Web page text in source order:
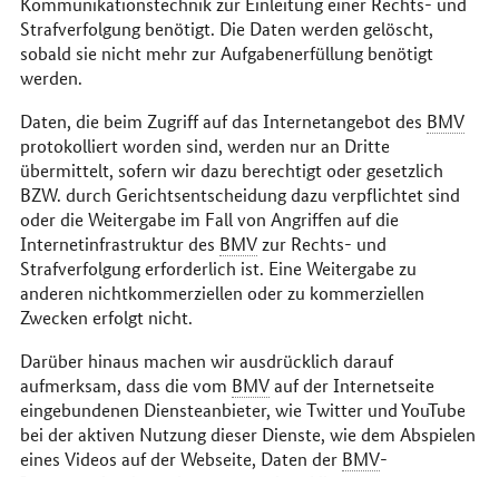
Strafverfolgung benötigt. Die Daten werden gelöscht,
sobald sie nicht mehr zur Aufgabenerfüllung benötigt
werden.
Daten, die beim Zugriff auf das Internetangebot des BMV
protokolliert worden sind, werden nur an Dritte
übermittelt, sofern wir dazu berechtigt oder gesetzlich
BZW. durch Gerichtsentscheidung dazu verpflichtet sind
oder die Weitergabe im Fall von Angriffen auf die
Internetinfrastruktur des BMVzur Rechts- und
Strafverfolgung erforderlich ist. Eine Weitergabe zu
anderen nichtkommerziellen oder zu kommerziellen
Zwecken erfolgt nicht.
Darüber hinaus machen wir ausdrücklich darauf
aufmerksam, dass die vom BMVauf der Internetseite
eingebundenen Diensteanbieter, wie Twitter und YouTube
bei der aktiven Nutzung dieser Dienste, wie dem Abspielen
eines Videos auf der Webseite, Daten der BMV-